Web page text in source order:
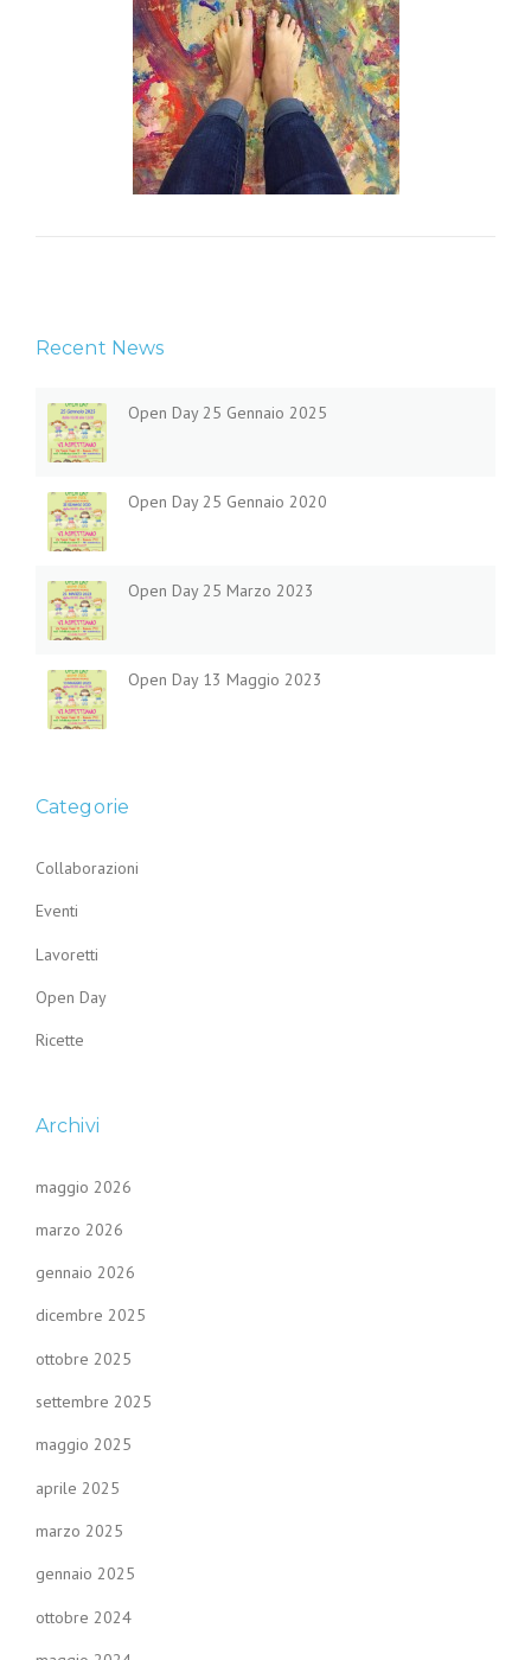
Recent News
Open Day 25 Gennaio 2025
Open Day 25 Gennaio 2020
Open Day 25 Marzo 2023
Open Day 13 Maggio 2023
Categorie
Collaborazioni
Eventi
Lavoretti
Open Day
Ricette
Archivi
maggio 2026
marzo 2026
gennaio 2026
dicembre 2025
ottobre 2025
settembre 2025
maggio 2025
aprile 2025
marzo 2025
gennaio 2025
ottobre 2024